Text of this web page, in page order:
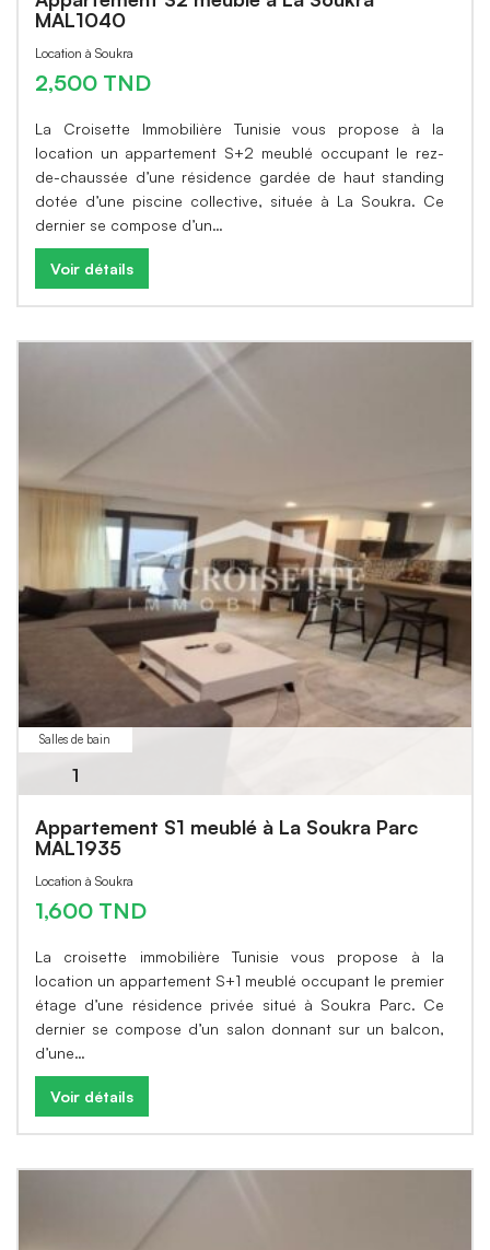
MAL1040
Location à Soukra
2,500 TND
La Croisette Immobilière Tunisie vous propose à la
location un appartement S+2 meublé occupant le rez-
de-chaussée d’une résidence gardée de haut standing
dotée d’une piscine collective, située à La Soukra. Ce
dernier se compose d’un…
Voir détails
Salles de bain
1
Appartement S1 meublé à La Soukra Parc
MAL1935
Location à Soukra
1,600 TND
La croisette immobilière Tunisie vous propose à la
location un appartement S+1 meublé occupant le premier
étage d’une résidence privée situé à Soukra Parc. Ce
dernier se compose d’un salon donnant sur un balcon,
d’une…
Voir détails